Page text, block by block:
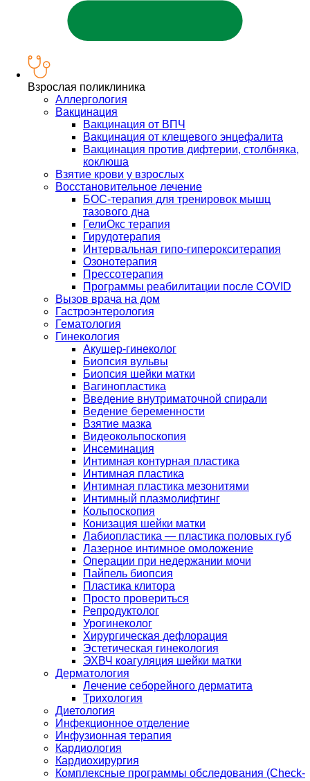
Взрослая поликлиника
Аллергология
Вакцинация
Вакцинация от ВПЧ
Вакцинация от клещевого энцефалита
Вакцинация против дифтерии, столбняка,
коклюша
Взятие крови у взрослых
Восстановительное лечение
БОС-терапия для тренировок мышц
тазового дна
ГелиОкс терапия
Гирудотерапия
Интервальная гипо-гиперокситерапия
Озонотерапия
Прессотерапия
Программы реабилитации после СOVID
Вызов врача на дом
Гастроэнтерология
Гематология
Гинекология
Акушер-гинеколог
Биопсия вульвы
Биопсия шейки матки
Вагинопластика
Введение внутриматочной спирали
Ведение беременности
Взятие мазка
Видеокольпоскопия
Инсеминация
Интимная контурная пластика
Интимная пластика
Интимная пластика мезонитями
Интимный плазмолифтинг
Кольпоскопия
Конизация шейки матки
Лабиопластика — пластика половых губ
Лазерное интимное омоложение
Операции при недержании мочи
Пайпель биопсия
Пластика клитора
Просто провериться
Репродуктолог
Урогинеколог
Хирургическая дефлорация
Эстетическая гинекология
ЭХВЧ коагуляция шейки матки
Дерматология
Лечение себорейного дерматита
Трихология
Диетология
Инфекционное отделение
Инфузионная терапия
Кардиология
Кардиохирургия
Комплексные программы обследования (Check-